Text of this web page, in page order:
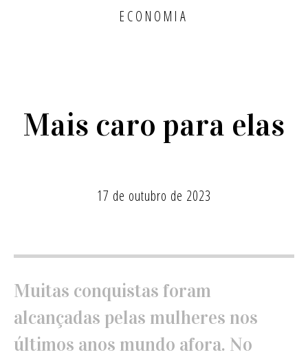
ECONOMIA
Mais caro para elas
17 de outubro de 2023
Muitas conquistas foram
alcançadas pelas mulheres nos
últimos anos mundo afora. No